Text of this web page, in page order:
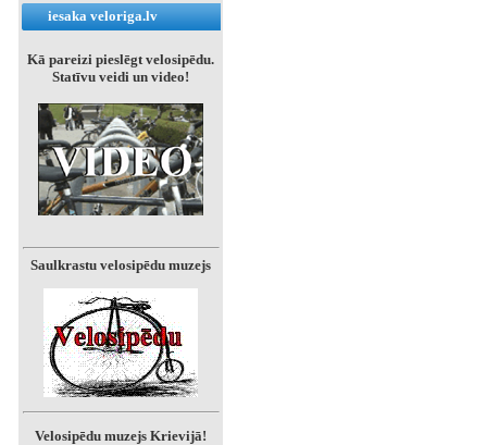
iesaka veloriga.lv
Kā pareizi pieslēgt velosipēdu.
Statīvu veidi un video!
Saulkrastu velosipēdu muzejs
Velosipēdu muzejs Krievijā!